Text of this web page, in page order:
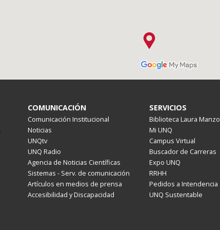
COMUNICACIÓN
Comunicación Institucional
Noticias
UNQtv
UNQ Radio
Agencia de Noticias Científicas
Sistemas - Serv. de comunicación
Artículos en medios de prensa
Accesibilidad y Discapacidad
SERVICIOS
Biblioteca Laura Manzo
Mi UNQ
Campus Virtual
Buscador de Carreras
Expo UNQ
RRHH
Pedidos a Intendencia
UNQ Sustentable